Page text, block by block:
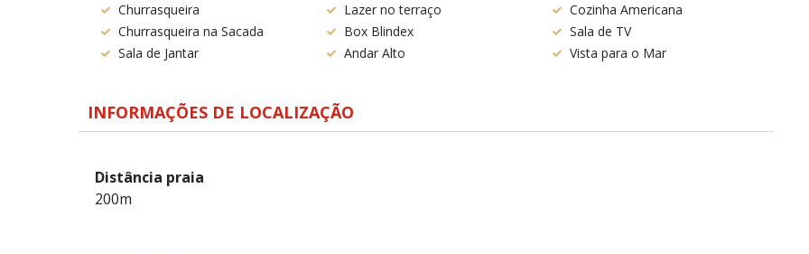
Churrasqueira
Lazer no terraço
Cozinha Americana
Churrasqueira na Sacada
Box Blindex
Sala de TV
Sala de Jantar
Andar Alto Vista para o Mar
INFORMAÇÕES DE LOCALIZAÇÃO
Distância praia
200m